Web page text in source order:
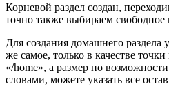
Корневой раздел создан,
точно также выбираем
Для создания домашнего раздела
же самое, только в качестве
«/home», а размер по
словами, можете указать все